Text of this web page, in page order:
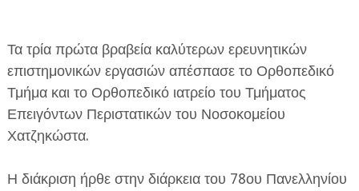
ΤΕΧΝΟΛΟΓΙΑ
ΔΙΕΘΝΗ
Τα τρία πρώτα βραβεία καλύτερων ερευνητικών
επιστημονικών εργασιών απέσπασε το Ορθοπεδικό
Τμήμα και το Ορθοπεδικό ιατρείο του Τμήματος
Επειγόντων Περιστατικών του Νοσοκομείου
Χατζηκώστα.
Η διάκριση ήρθε στην διάρκεια του 78ου Πανελληνίου